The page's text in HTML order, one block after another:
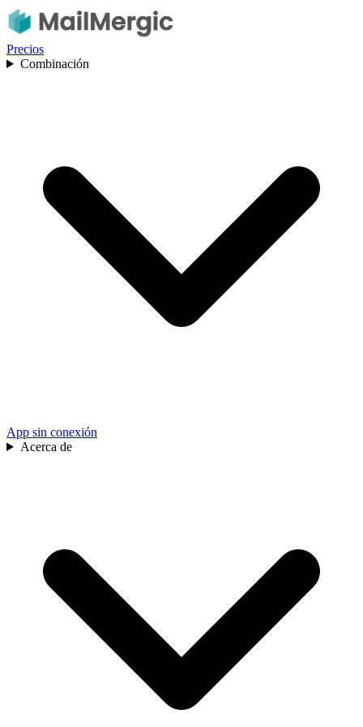
Precios
Combinación
App sin conexión
Acerca de